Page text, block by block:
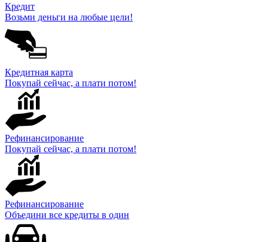
Кредит
Возьми деньги на любые цели!
Кредитная карта
Покупай сейчас, а плати потом!
Рефинансирование
Покупай сейчас, а плати потом!
Рефинансирование
Объедини все кредиты в один